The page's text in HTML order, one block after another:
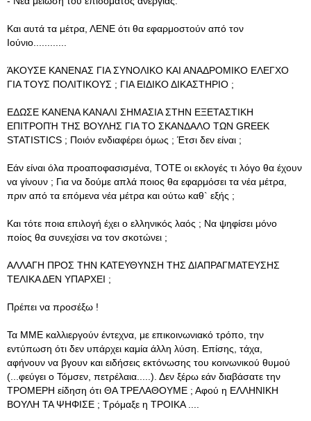
Και αυτά τα μέτρα, ΛΕΝΕ ότι θα εφαρμοστούν από τον
Ιούνιο............
ΆΚΟΥΣΕ ΚΑΝΕΝΑΣ ΓΙΑ ΣΥΝΟΛΙΚΟ ΚΑΙ ΑΝΑΔΡΟΜΙΚΟ ΕΛΕΓΧΟ
ΓΙΑ ΤΟΥΣ ΠΟΛΙΤΙΚΟΥΣ ; ΓΙΑ ΕΙΔΙΚΟ ΔΙΚΑΣΤΗΡΙΟ ;
ΕΔΩΣΕ ΚΑΝΕΝΑ ΚΑΝΑΛΙ ΣΗΜΑΣΙΑ ΣΤΗΝ ΕΞΕΤΑΣΤΙΚΗ
ΕΠΙΤΡΟΠΉ ΤΗΣ ΒΟΥΛΗΣ ΓΙΑ ΤΟ ΣΚΑΝΔΑΛΟ ΤΩΝ GREEK
STATISTICS ; Ποιόν ενδιαφέρει όμως ; Έτσι δεν είναι ;
Εάν είναι όλα προαποφασισμένα, ΤΟΤΕ οι εκλογές τι λόγο θα έχουν
να γίνουν ; Για να δούμε απλά ποιος θα εφαρμόσει τα νέα μέτρα,
πριν από τα επόμενα νέα μέτρα και ούτω καθ` εξής ;
Και τότε ποια επιλογή έχει ο ελληνικός λαός ; Να ψηφίσει μόνο
ποίος θα συνεχίσει να τον σκοτώνει ;
ΑΛΛΑΓΗ ΠΡΟΣ ΤΗΝ ΚΑΤΕΥΘΥΝΣΗ ΤΗΣ ΔΙΑΠΡΑΓΜΑΤΕΥΣΗΣ
ΤΕΛΙΚΑ ΔΕΝ ΥΠΑΡΧΕΙ ;
Πρέπει να προσέξω !
Τα ΜΜΕ καλλιεργούν έντεχνα, με επικοινωνιακό τρόπο, την
εντύπωση ότι δεν υπάρχει καμία άλλη λύση. Επίσης, τάχα,
αφήνουν να βγουν και ειδήσεις εκτόνωσης του κοινωνικού θυμού
(...φεύγει ο Τόμσεν, πετρέλαια.....). Δεν ξέρω εάν διαβάσατε την
ΤΡΟΜΕΡΗ είδηση ότι ΘΑ ΤΡΕΛΑΘΟΥΜΕ ; Αφού η ΕΛΛΗΝΙΚΗ
ΒΟΥΛΗ ΤΑ ΨΗΦΙΣΕ ; Τρόμαξε η ΤΡΟΙΚΑ ....